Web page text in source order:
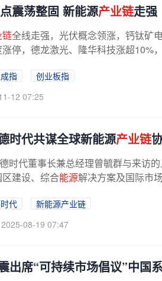
震荡整固 新能源产业链走强
链全线走强，光伏概念领涨，钙钛矿
停，德龙激光、隆华科技涨超10%
指
创业板指
12 07:25
时代共谋全球新能源产业链
时代董事长兼总经理曾毓群与来访
建设、综合能源解决方案及国际市
代
新能源产业链
2025-08-19 07:47
出席“可持续市场倡议”中国